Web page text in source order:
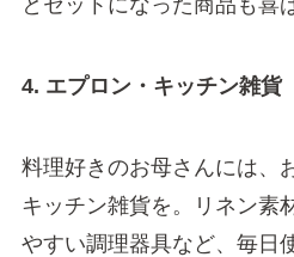
とセットになった商品も喜
4. エプロン・キッチン雑貨
料理好きのお母さんには、
キッチン雑貨を。リネン素
やすい調理器具など、毎日